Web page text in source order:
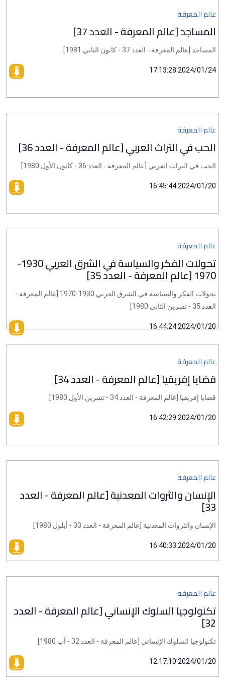
عالم المعرفة
المساجد [عالم المعرفة - العدد 37]
المساجد [عالم المعرفة - العدد 37 - كانون الثاني 1981]
2024/01/24 17:13:28
عالم المعرفة
الحب في التراث العربي [عالم المعرفة - العدد 36]
الحب في التراث العربي [عالم المعرفة - العدد 36 - كانون الأول 1980]
2024/01/20 16:45:44
عالم المعرفة
تحولات الفكر والسياسة في الشرق العربي 1930-
1970 [عالم المعرفة - العدد 35]
تحولات الفكر والسياسة في الشرق العربي 1930-1970 [عالم المعرفة -
العدد 35 - تشرين الثاني 1980]
2024/01/20 16:44:24
عالم المعرفة
قضايا إفريقيا [عالم المعرفة - العدد 34]
قضايا إفريقيا [عالم المعرفة - العدد 34 - تشرين الأول 1980]
2024/01/20 16:42:29
عالم المعرفة
الإنسان والثروات المعدنية [عالم المعرفة - العدد
33]
الإنسان والثروات المعدنية [عالم المعرفة - العدد 33 - أيلول 1980]
2024/01/20 16:40:33
عالم المعرفة
تكنولوجيا السلوك الإنساني [عالم المعرفة - العدد
32]
تكنولوجيا السلوك الإنساني [عالم المعرفة - العدد 32 - آب 1980]
2024/01/20 12:17:10